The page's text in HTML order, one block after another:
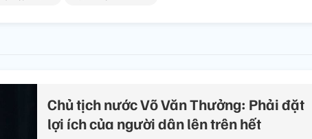
Chủ tịch nước Võ Văn Thưởng: Phải đặt
lợi ích của người dân lên trên hết